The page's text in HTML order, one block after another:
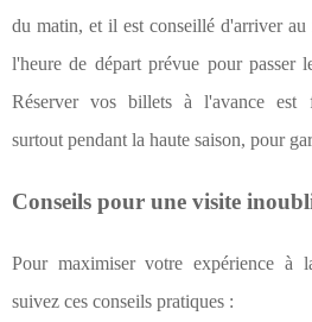
du matin, et il est conseillé d'arriver
l'heure de départ prévue pour passer
Réserver vos billets à l'avance est
surtout pendant la haute saison, pour
Conseils pour une visite
Pour maximiser votre expérience à
suivez ces conseils pratiques :